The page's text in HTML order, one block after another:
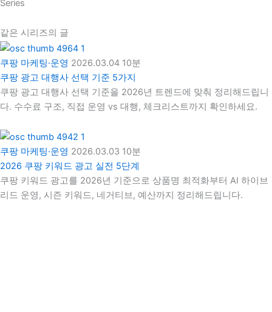
Series
같은 시리즈의 글
쿠팡 마케팅·운영 2026.03.04 10분
쿠팡 광고 대행사 선택 기준 5가지
쿠팡 광고 대행사 선택 기준을 2026년 트렌드에 맞춰 정리해드립니
다. 수수료 구조, 직접 운영 vs 대행, 체크리스트까지 확인하세요.
쿠팡 마케팅·운영 2026.03.03 10분
2026 쿠팡 키워드 광고 실전 5단계
쿠팡 키워드 광고를 2026년 기준으로 상품명 최적화부터 AI 하이브
리드 운영, 시즌 키워드, 네거티브, 예산까지 정리해드립니다.